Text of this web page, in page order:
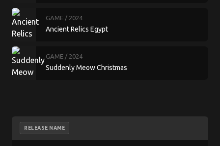
GAME / 2024
Ancient Relics Egypt
GAME / 2024
Suddenly Meow Christmas
RELEASE NAME